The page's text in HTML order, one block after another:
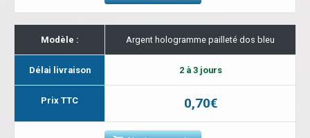
Modèle : Argent hologramme pailleté dos bleu
Délai livraison 2 à 3 jours
Prix TTC 0,70€